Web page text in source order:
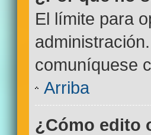
El límite para
comuníquese
Arriba
¿Cómo edito